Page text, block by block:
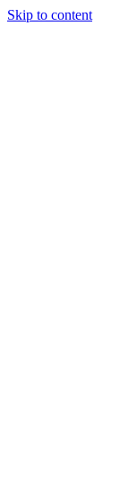
Skip to content